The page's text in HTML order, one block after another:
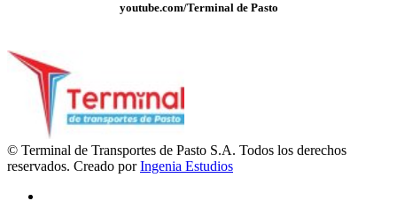
youtube.com/Terminal de Pasto
© Terminal de Transportes de Pasto S.A. Todos los derechos
reservados. Creado porIngenia Estudios